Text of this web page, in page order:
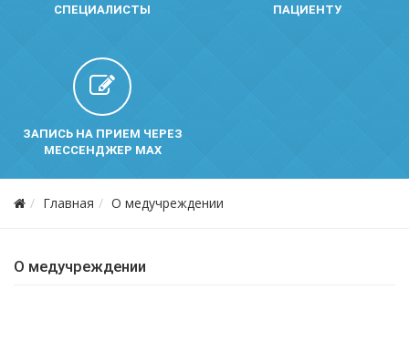
СПЕЦИАЛИСТЫ ПАЦИЕНТУ
ЗАПИСЬ НА ПРИЕМ ЧЕРЕЗ
МЕССЕНДЖЕР MAX
Главная О медучреждении
О медучреждении